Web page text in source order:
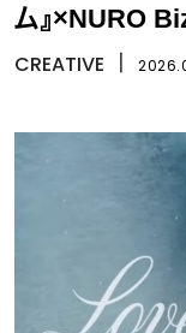
ム』×NURO
CREATIVE